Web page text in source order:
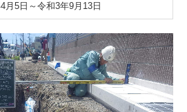
月5日～令和3年9月13日